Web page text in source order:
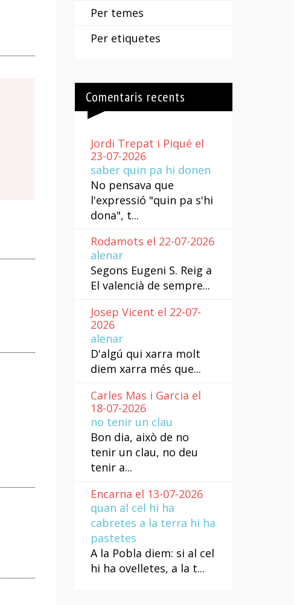
Per temes
Per etiquetes
Comentaris recents
Jordi Trepat i Piqué el
23-07-2026
saber quin pa hi donen
No pensava que
l'expressió "quin pa s'hi
dona", t...
Rodamots el 22-07-2026
alenar
Segons Eugeni S. Reig a
El valencià de sempre...
Josep Vicent el 22-07-
2026
alenar
D'algú qui xarra molt
diem xarra més que...
Carles Mas i Garcia el
18-07-2026
no tenir un clau
Bon dia, això de no
tenir un clau, no deu
tenir a...
Encarna el 13-07-2026
quan al cel hi ha
cabretes a la terra hi ha
pastetes
A la Pobla diem: si al cel
hi ha ovelletes, a la t...